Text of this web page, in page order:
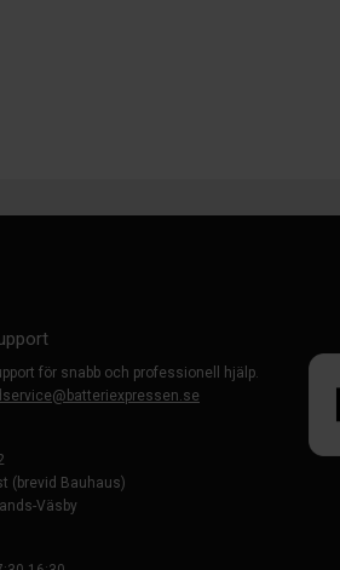
för snabb och professionell hjälp.
(brevid Bauhaus)
Väsby